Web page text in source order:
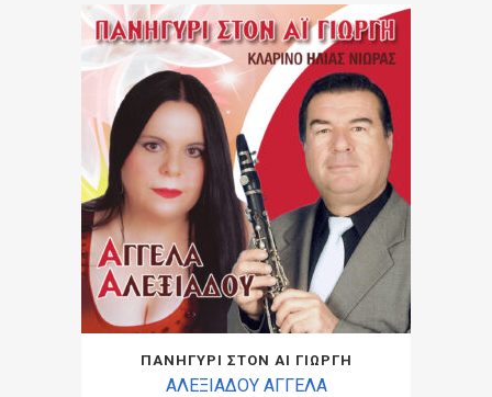
ΠΑΝΗΓΥΡΙ ΣΤΟΝ ΑΙ ΓΙΩΡΓΗ
ΑΛΕΞΙΑΔΟΥ ΑΓΓΕΛΑ